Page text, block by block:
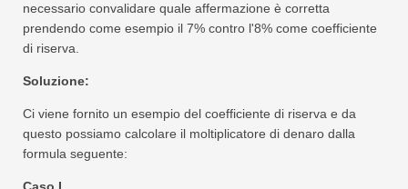
necessario convalidare quale affermazione è corretta
prendendo come esempio il 7% contro l'8% come coefficiente
di riserva.
Soluzione:
Ci viene fornito un esempio del coefficiente di riserva e da
questo possiamo calcolare il moltiplicatore di denaro dalla
formula seguente: